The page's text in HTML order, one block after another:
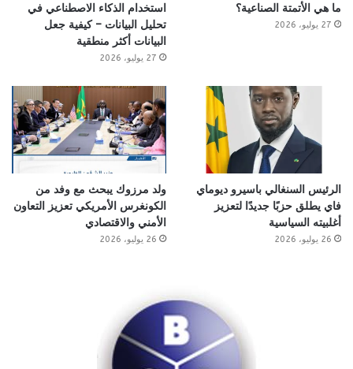
ما هي الأتمتة الصناعية؟
27 يوليو، 2026
استخدام الذكاء الاصطناعي في
تحليل البيانات – كيفية جعل
البيانات أكثر منطقية
27 يوليو، 2026
الرئيس السنغالي باسيرو ديوماي
فاي يطلق حزبًا جديدًا لتعزيز
أغلبيته السياسية
26 يوليو، 2026
ولد مرزوك يبحث مع وفد من
الكونغرس الأمريكي تعزيز التعاون
الأمني والاقتصادي
26 يوليو، 2026